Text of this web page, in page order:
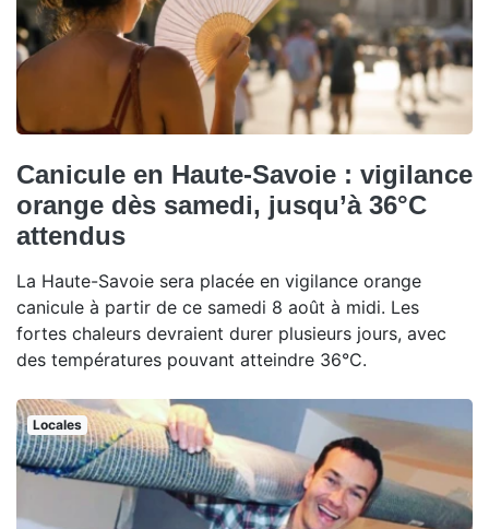
Canicule en Haute-Savoie : vigilance
orange dès samedi, jusqu’à 36°C
attendus
La Haute-Savoie sera placée en vigilance orange
canicule à partir de ce samedi 8 août à midi. Les
fortes chaleurs devraient durer plusieurs jours, avec
des températures pouvant atteindre 36°C.
Locales